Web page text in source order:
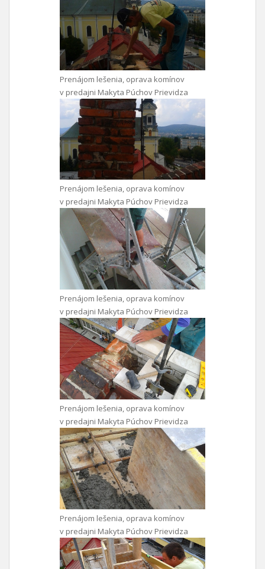
Prenájom lešenia, oprava komínov
v predajni Makyta Púchov Prievidza
Prenájom lešenia, oprava komínov
v predajni Makyta Púchov Prievidza
Prenájom lešenia, oprava komínov
v predajni Makyta Púchov Prievidza
Prenájom lešenia, oprava komínov
v predajni Makyta Púchov Prievidza
Prenájom lešenia, oprava komínov
v predajni Makyta Púchov Prievidza